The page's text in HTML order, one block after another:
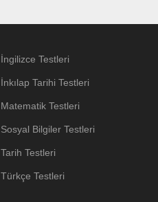
İngilizce Testleri
İnkılap Tarihi Testleri
Matematik Testleri
Sosyal Bilgiler Testleri
Tarih Testleri
Türkçe Testleri